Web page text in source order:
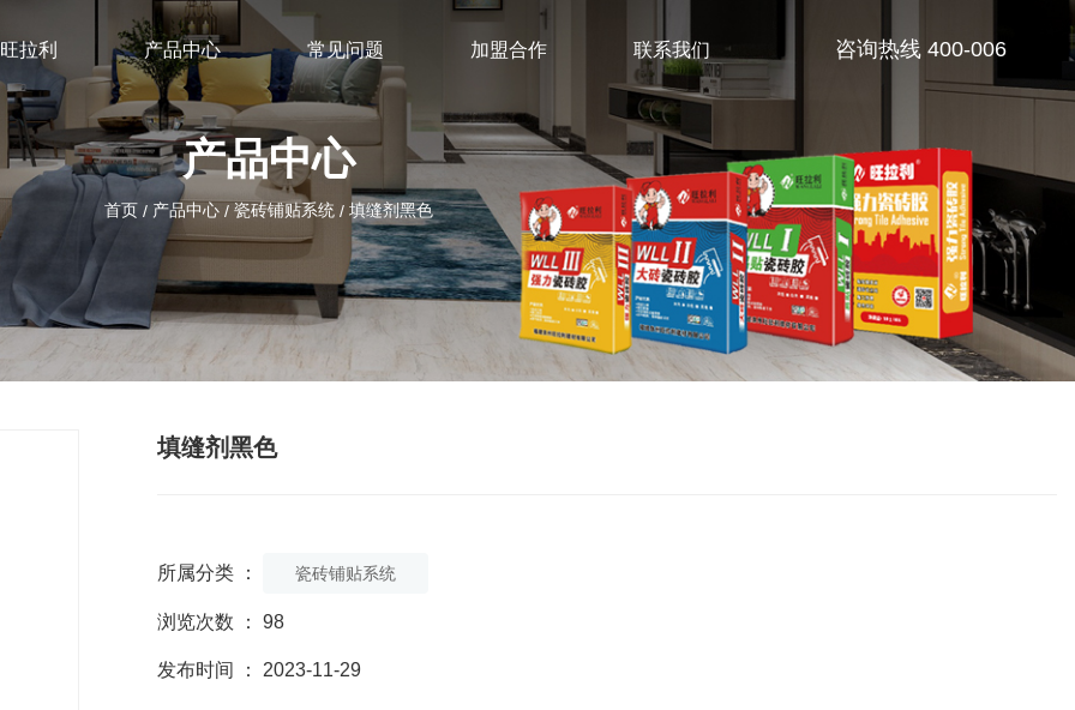
拉利 产品中心 常见问题 加盟合作 联系我们
产品中心
首页 / 产品中心 / 瓷砖铺贴系统 / 填缝剂黑色
填缝剂黑色
所属分类 ： 瓷砖铺贴系统
浏览次数 ： 98
发布时间 ： 2023-11-29